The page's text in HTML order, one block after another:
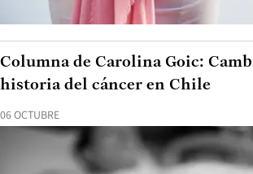
06 OCTUBRE
Columna de Carolina Goic:
historia del cáncer en Chile